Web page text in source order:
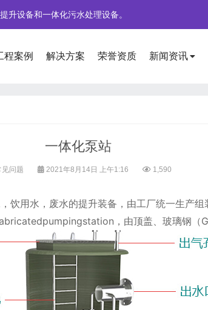
升设备和一体化污水处理设备。
程案例 解决方案 荣誉资质 新闻资讯
一体化泵站
见问题 2021年8月14日 上午1:16 1,590
饮用水，废水的提升装备，由工厂统一生产
，由顶盖、玻璃钢（